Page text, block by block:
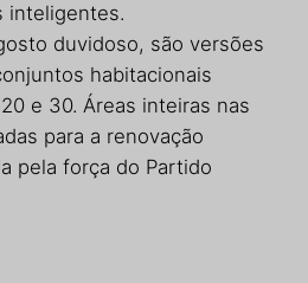
inteligentes.
duvidoso, são versões
habitacionais
e 30. Áreas inteiras nas
para a renovação
pela força do Partido